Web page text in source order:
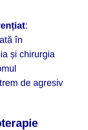
:
în
și chirurgia
de agresiv